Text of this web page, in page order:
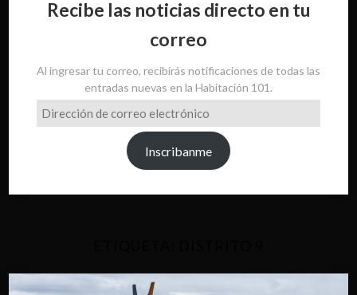
Recibe las noticias directo en tu
correo
Al ingresar tu correo, recibirás notificaciones de todas las
entradas nuevas en la Habitación 101.
Dirección
de
Inscribanme